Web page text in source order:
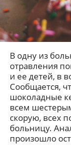
В одну из
отравления
и ее детей, в
Сообщается,
шоколадные
всем
скорую, всех
больницу.
произошло